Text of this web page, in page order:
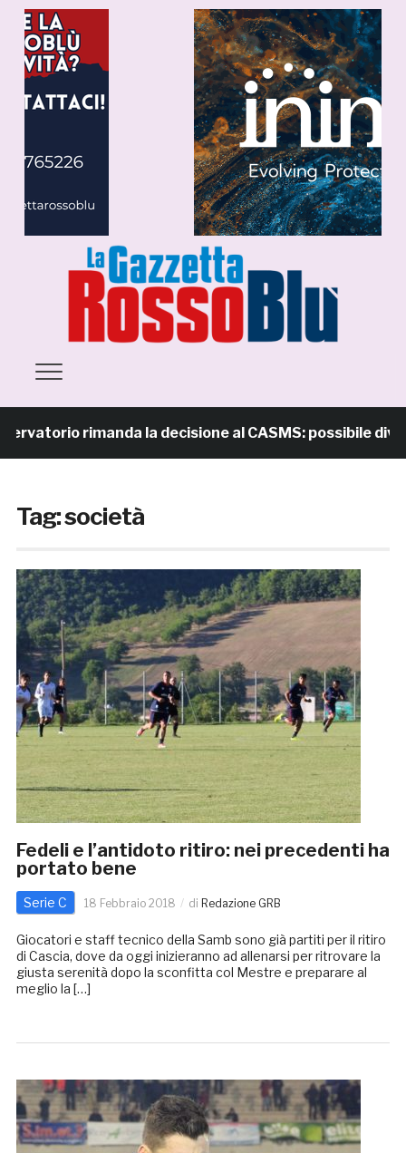
rimanda la decisione al CASMS: possibile divieto
Tag:società
Fedeli e l’antidoto ritiro: nei precedenti ha
portato bene
Serie C 18 Febbraio 2018 di Redazione GRB
Giocatori e staff tecnico della Samb sono già partiti per il ritiro
di Cascia, dove da oggi inizieranno ad allenarsi per ritrovare la
giusta serenità dopo la sconfitta col Mestre e preparare al
meglio la […]